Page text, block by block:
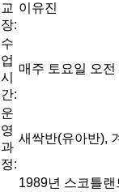
교
장:
이유진
수
업
시
간:
매주 토요일 오
운
영
과
정:
새싹반(유아반),
1989년 스코틀